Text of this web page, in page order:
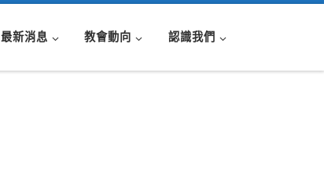
最新消息 教會動向 認識我們